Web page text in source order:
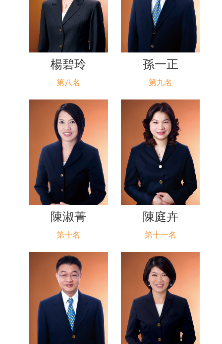
楊碧玲
第八名
孫一正
第九名
陳淑菁
第十名
陳庭卉
第十一名